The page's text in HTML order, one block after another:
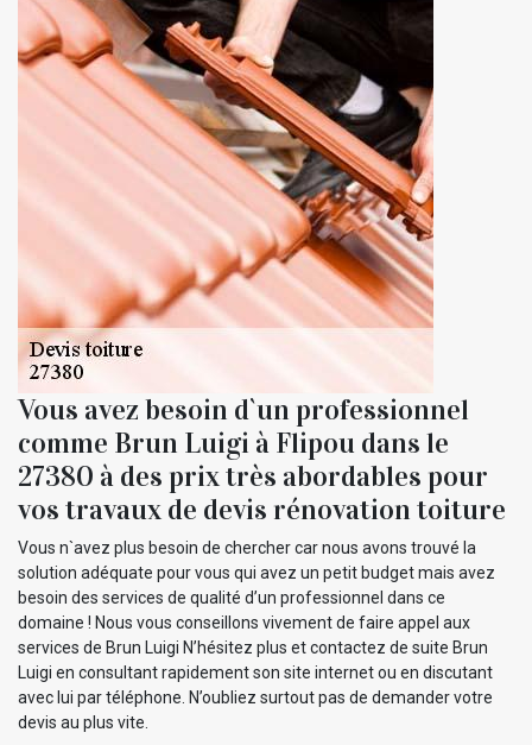
Vous avez besoin d`un professionnel
comme Brun Luigi à Flipou dans le
27380 à des prix très abordables pour
vos travaux de devis rénovation toiture
Vous n`avez plus besoin de chercher car nous avons trouvé la
solution adéquate pour vous qui avez un petit budget mais avez
besoin des services de qualité d’un professionnel dans ce
domaine ! Nous vous conseillons vivement de faire appel aux
services de Brun Luigi N’hésitez plus et contactez de suite Brun
Luigi en consultant rapidement son site internet ou en discutant
avec lui par téléphone. N’oubliez surtout pas de demander votre
devis au plus vite.